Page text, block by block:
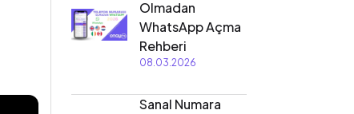
Olmadan
WhatsApp Açma
Rehberi
08.03.2026
Sanal Numara